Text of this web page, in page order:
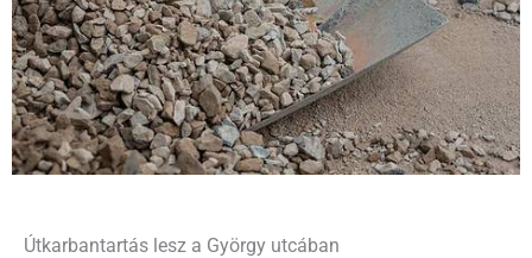
Útkarbantartás lesz a György utcában